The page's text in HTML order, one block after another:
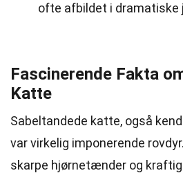
ofte afbildet i dramatiske
Fascinerende Fakta
Katte
Sabeltandede katte, også
var virkelig imponerende
skarpe hjørnetænder og